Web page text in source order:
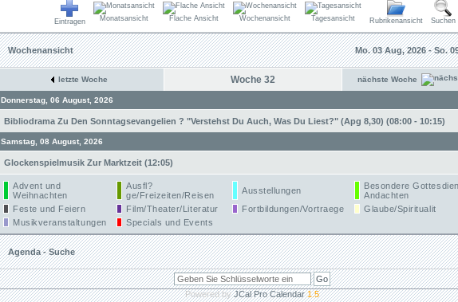
Eintragen Monatsansicht Flache Ansicht Wochenansicht Tagesansicht Rubrikenansicht Suchen
Wochenansicht Mo. 03 Aug, 2026 - So.
letzte Woche Woche 32 nächste Woche
Donnerstag, 06 August, 2026
Bibliodrama Zu Den Sonntagsevangelien ? "Verstehst Du Auch, Was Du Liest?" (Apg 8,30) (08:00 - 10:15)
Samstag, 08 August, 2026
Glockenspielmusik Zur Marktzeit (12:05)
Advent und
Weihnachten
Ausfl?
ge/Freizeiten/Reisen
Ausstellungen
Besondere
Andachten
Feste und Feiern
Film/Theater/Literatur Fortbildungen/Vortraege
Glaube/Spiritualit
Musikveranstaltungen
Specials und Events
Agenda - Suche
Powered byJCal Pro Calendar1.5